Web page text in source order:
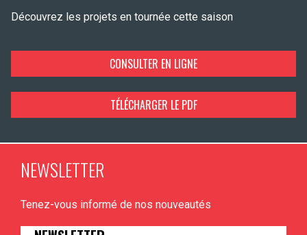
Découvrez les projets en tournée cette saison
CONSULTER EN LIGNE
TÉLÉCHARGER LE PDF
NEWSLETTER
Tenez-vous informé de nos nouveautés